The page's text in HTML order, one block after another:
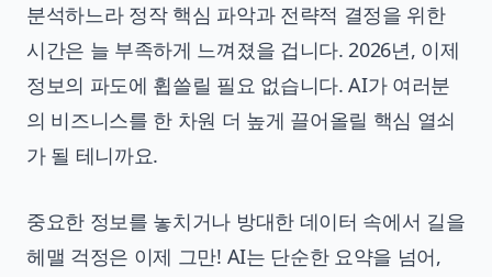
분석하느라 정작 핵심 파악과 전략적 결정을 위한
시간은 늘 부족하게 느껴졌을 겁니다. 2026년, 이제
정보의 파도에 휩쓸릴 필요 없습니다. AI가 여러분
의 비즈니스를 한 차원 더 높게 끌어올릴 핵심 열쇠
가 될 테니까요.
중요한 정보를 놓치거나 방대한 데이터 속에서 길을
헤맬 걱정은 이제 그만! AI는 단순한 요약을 넘어,